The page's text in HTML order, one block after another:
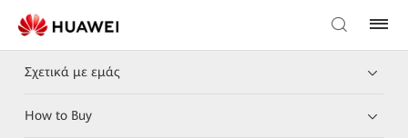
Σχετικά με εμάς
How to Buy